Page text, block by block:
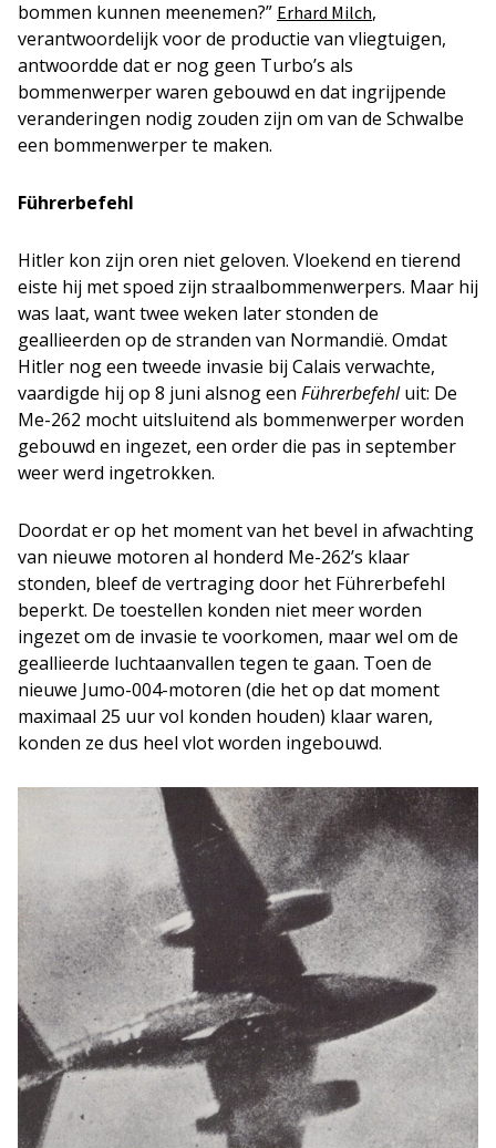
bommen kunnen meenemen?” Erhard Milch,
verantwoordelijk voor de productie van vliegtuigen,
antwoordde dat er nog geen Turbo’s als
bommenwerper waren gebouwd en dat ingrijpende
veranderingen nodig zouden zijn om van de Schwalbe
een bommenwerper te maken.
Führerbefehl
Hitler kon zijn oren niet geloven. Vloekend en tierend
eiste hij met spoed zijn straalbommenwerpers. Maar hij
was laat, want twee weken later stonden de
geallieerden op de stranden van Normandië. Omdat
Hitler nog een tweede invasie bij Calais verwachte,
vaardigde hij op 8 juni alsnog een Führerbefehluit: De
Me-262 mocht uitsluitend als bommenwerper worden
gebouwd en ingezet, een order die pas in september
weer werd ingetrokken.
Doordat er op het moment van het bevel in afwachting
van nieuwe motoren al honderd Me-262’s klaar
stonden, bleef de vertraging door het Führerbefehl
beperkt. De toestellen konden niet meer worden
ingezet om de invasie te voorkomen, maar wel om de
geallieerde luchtaanvallen tegen te gaan. Toen de
nieuwe Jumo-004-motoren (die het op dat moment
maximaal 25 uur vol konden houden) klaar waren,
konden ze dus heel vlot worden ingebouwd.